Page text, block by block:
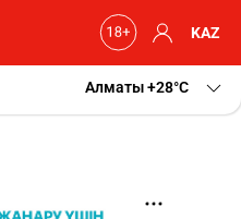
KAZ
Алматы+28 C